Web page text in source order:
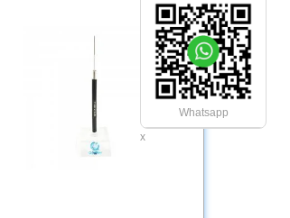
Whatsapp
x